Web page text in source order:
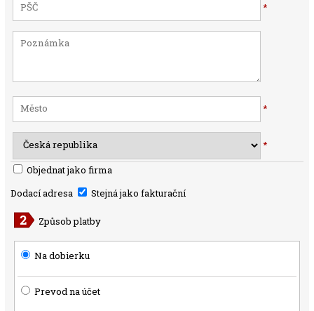
*
*
*
Objednat jako firma
Dodací adresa
Stejná jako fakturační
Způsob platby
Na dobierku
Prevod na účet